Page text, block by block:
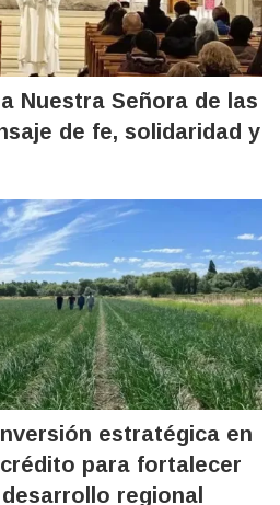
Nuestra Señora de las
de fe, solidaridad y
estratégica en
para fortalecer
regional